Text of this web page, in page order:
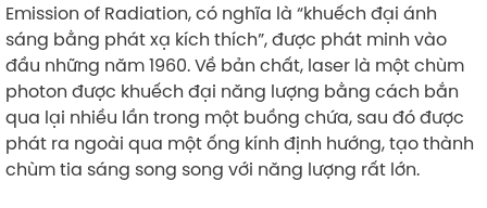
Emission of Radiation, có nghĩa là “khuếch đại ánh
sáng bằng phát xạ kích thích”, được phát minh vào
đầu những năm 1960. Về bản chất, laser là một chùm
photon được khuếch đại năng lượng bằng cách bắn
qua lại nhiều lần trong một buồng chứa, sau đó được
phát ra ngoài qua một ống kính định hướng, tạo thành
chùm tia sáng song song với năng lượng rất lớn.